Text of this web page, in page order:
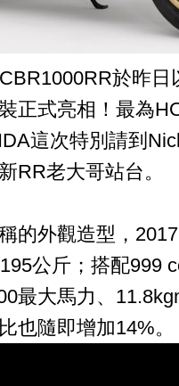
於昨日
正式亮相！最為
這次特別請到
RR老大哥站台。
的外觀造型，
公斤；搭配999
最大馬力、
也隨即增加14%。